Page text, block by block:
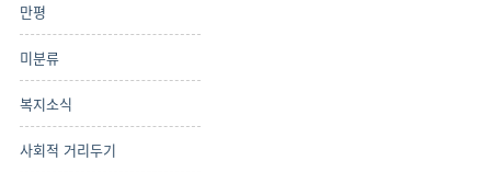
만평
미분류
복지소식
사회적 거리두기